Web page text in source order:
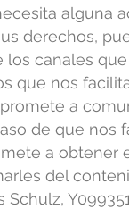
alguna
derechos,
los canales
que nos
a
de que nos
a obtener
del
Schulz,